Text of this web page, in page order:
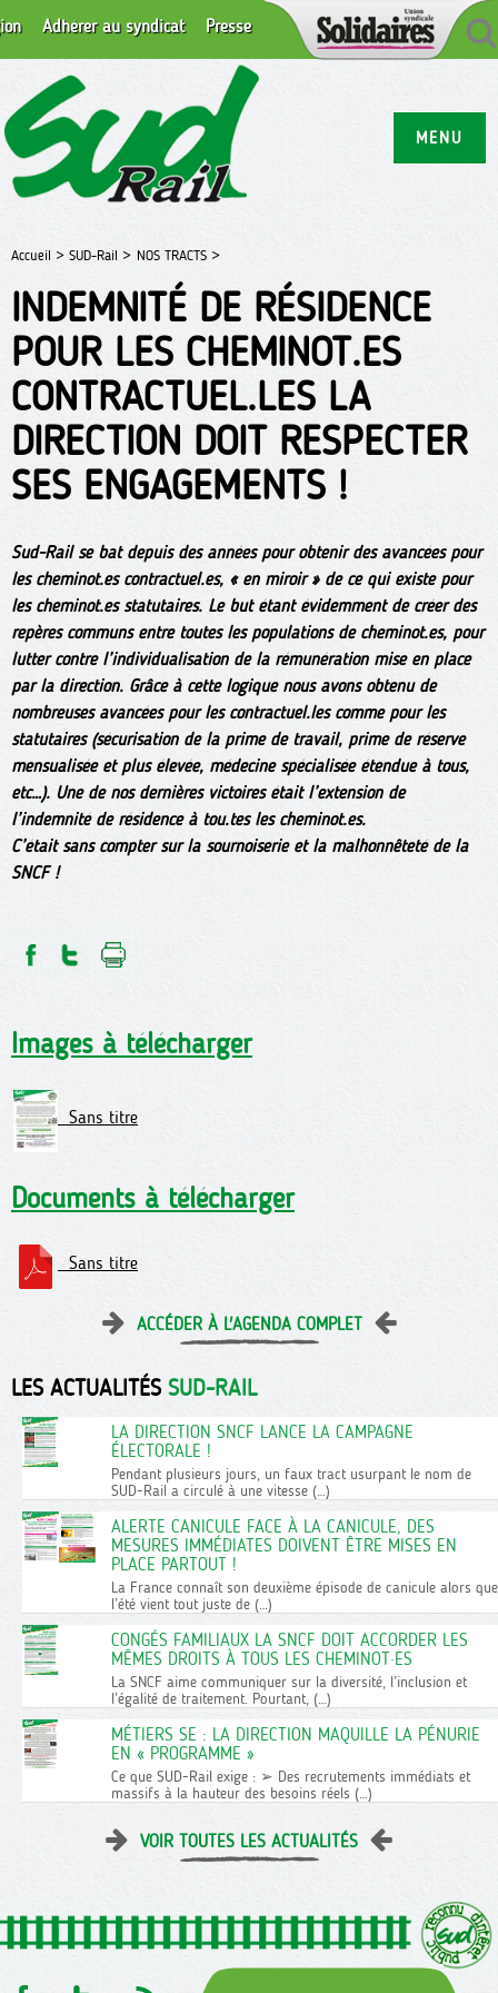
MENU
Adhérer au syndicat Presse
Accueil > SUD-Rail > NOS TRACTS >
INDEMNITÉ DE RÉSIDENCE
POUR LES CHEMINOT.ES
CONTRACTUEL.LES LA
DIRECTION DOIT RESPECTER
SES ENGAGEMENTS !
Sud-Rail se bat depuis des années pour obtenir des avancées pour
les cheminot.es contractuel.es, « en miroir » de ce qui existe pour
les cheminot.es statutaires. Le but étant évidemment de créer des
repères communs entre toutes les populations de cheminot.es, pour
lutter contre l’individualisation de la rémunération mise en place
par la direction. Grâce à cette logique nous avons obtenu de
nombreuses avancées pour les contractuel.les comme pour les
statutaires (sécurisation de la prime de travail, prime de réserve
mensualisée et plus élevée, médecine spécialisée étendue à tous,
etc…). Une de nos dernières victoires était l’extension de
l’indemnité de résidence à tou.tes les cheminot.es.
C’était sans compter sur la sournoiserie et la malhonnêteté de la
SNCF !
Images à télécharger
Sans titre
Documents à télécharger
Sans titre
ACCÉDER À L'AGENDA COMPLET
LES ACTUALITÉS SUD-RAIL
LA DIRECTION SNCF LANCE LA CAMPAGNE
ÉLECTORALE !
Pendant plusieurs jours, un faux tract usurpant le nom de
SUD-Rail a circulé à une vitesse (…)
ALERTE CANICULE FACE À LA CANICULE, DES
MESURES IMMÉDIATES DOIVENT ÊTRE MISES EN
PLACE PARTOUT !
La France connaît son deuxième épisode de canicule alors que
l’été vient tout juste de (…)
CONGÉS FAMILIAUX LA SNCF DOIT ACCORDER LES
MÊMES DROITS À TOUS LES CHEMINOT·ES
La SNCF aime communiquer sur la diversité, l’inclusion et
l’égalité de traitement. Pourtant, (…)
MÉTIERS SE : LA DIRECTION MAQUILLE LA PÉNURIE
EN « PROGRAMME »
Ce que SUD-Rail exige : ➢ Des recrutements immédiats et
massifs à la hauteur des besoins réels (…)
VOIR TOUTES LES ACTUALITÉS